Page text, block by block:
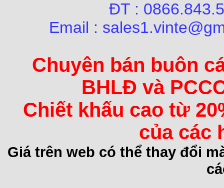
ĐT :
Email :
Chuyên bán buôn
BHLĐ và
Chiết khấu cao từ
của các
Giá trên web có thể thay đổi